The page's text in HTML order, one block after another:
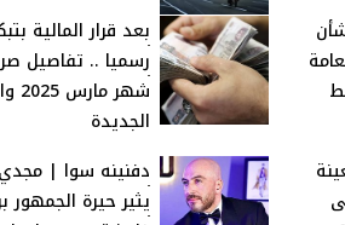
بعد قرار المالية
رسميا .. تفاصيل
الجديدة
دفنينه سوا |
يثير حيرة الجمهور